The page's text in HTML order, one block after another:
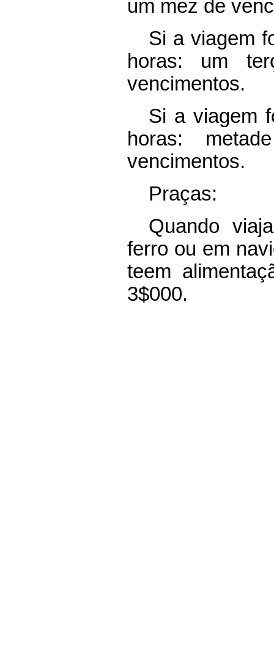
um mez de
Si a viagem
horas: um
vencimentos.
Si a viagem
horas:
vencimentos.
Praças:
Quando
ferro ou em
teem
3$000.